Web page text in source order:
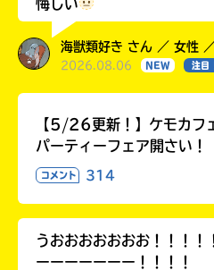
オフィシャル
悔しい
海獣類好き さん ／ 女性
2026.08.06 NEW 注目
【5/26更新！】ケモカフ
パーティーフェア開さい！
コメント 314
うおおおおおおお！！！！
ーーーーーーー！！！！